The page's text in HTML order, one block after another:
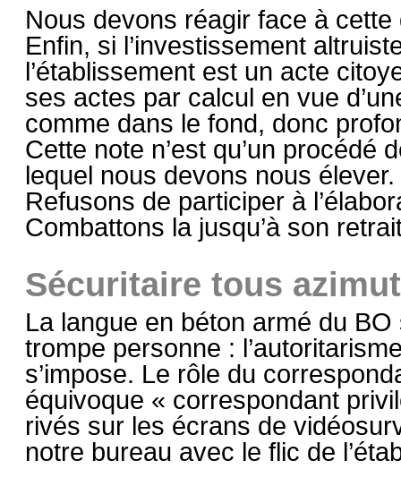
Nous devons réagir face à cette
Enfin, si l’investissement
l’établissement est un acte
ses actes par calcul en vue
comme dans le fond, donc
Cette note n’est qu’un
lequel nous devons nous élever.
Refusons de participer à
Combattons la jusqu’à son
Sécuritaire tous
La langue en béton armé du
trompe personne :
s’impose. Le rôle du
équivoque « correspondant
rivés sur les écrans de
notre bureau avec le flic de